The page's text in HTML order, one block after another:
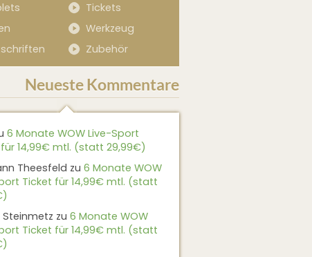
Tickets
Werkzeug
Zubehör
Neueste Kommentare
6 Monate WOW Live-Sport
14,99€ mtl. (statt 29,99€)
Theesfeld zu 6 Monate WOW
Ticket für 14,99€ mtl. (statt
zu 6 Monate WOW
Ticket für 14,99€ mtl. (statt